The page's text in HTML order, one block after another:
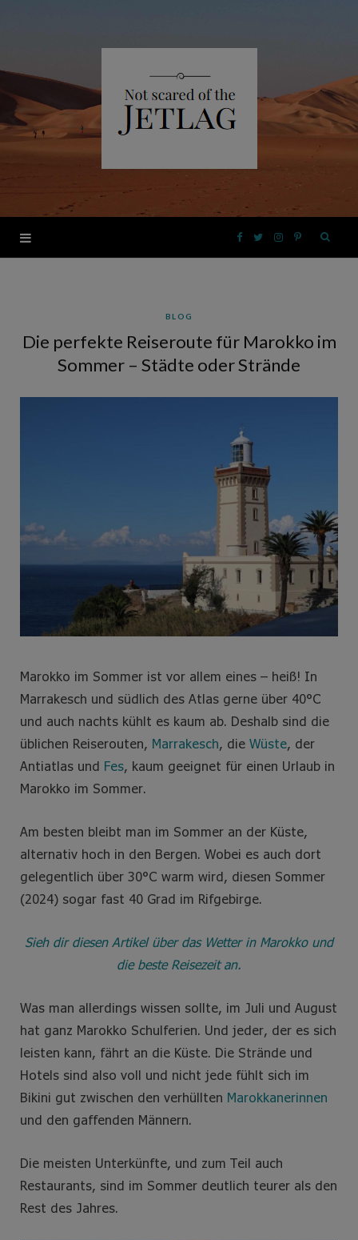
F
e
b
o
o
k
t
t
r
I
a
m
P
e
s
t
BLOG
Die perfekte Reiseroute für Marokko im
Sommer – Städte oder Strände
Marokko im Sommer ist vor allem eines – heiß! In
Marrakesch und südlich des Atlas gerne über 40°C
und auch nachts kühlt es kaum ab. Deshalb sind die
üblichen Reiserouten, Marrakesch , die Wüste , der
Antiatlas und Fes , kaum geeignet für einen Urlaub in
Marokko im Sommer.
Am besten bleibt man im Sommer an der Küste,
alternativ hoch in den Bergen. Wobei es auch dort
gelegentlich über 30°C warm wird, diesen Sommer
(2024) sogar fast 40 Grad im Rifgebirge.
Sieh dir diesen Artikel über das Wetter in Marokko und
die beste Reisezeit an.
Was man allerdings wissen sollte, im Juli und August
hat ganz Marokko Schulferien. Und jeder, der es sich
leisten kann, fährt an die Küste. Die Strände und
Hotels sind also voll und nicht jede fühlt sich im
Bikini gut zwischen den verhüllten Marokkanerinnen
und den gaffenden Männern.
Die meisten Unterkünfte, und zum Teil auch
Restaurants, sind im Sommer deutlich teurer als den
Rest des Jahres.